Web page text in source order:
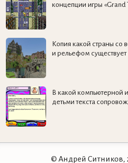
концепции игры «Grand
Копия какой страны со
и рельефом существует
В какой компьютерной
детьми текста
© Андрей Ситников,